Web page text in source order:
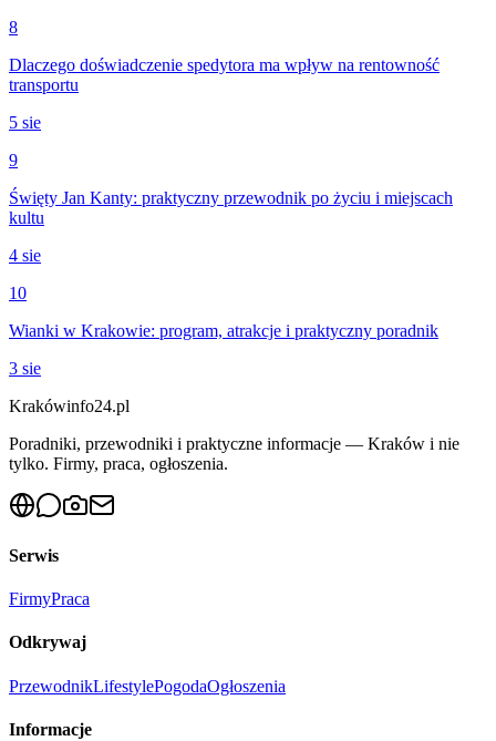
8
Dlaczego doświadczenie spedytora ma wpływ na rentowność
transportu
5 sie
9
Święty Jan Kanty: praktyczny przewodnik po życiu i miejscach
kultu
4 sie
10
Wianki w Krakowie: program, atrakcje i praktyczny poradnik
3 sie
Krakówinfo24.pl
Poradniki, przewodniki i praktyczne informacje — Kraków i nie
tylko. Firmy, praca, ogłoszenia.
Serwis
FirmyPraca
Odkrywaj
PrzewodnikLifestylePogodaOgłoszenia
Informacje